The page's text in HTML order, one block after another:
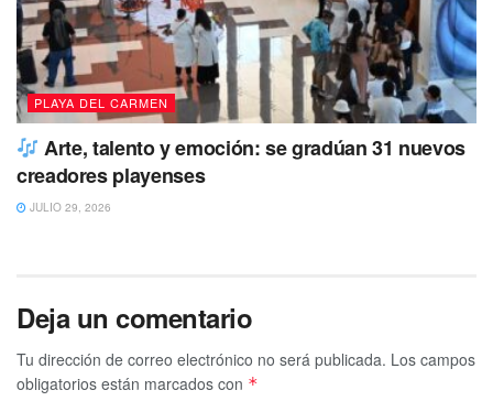
PLAYA DEL CARMEN
Arte, talento y emoción: se gradúan 31 nuevos
creadores playenses
JULIO 29, 2026
Deja un comentario
Tu dirección de correo electrónico no será publicada. Los campos
obligatorios están marcados con *